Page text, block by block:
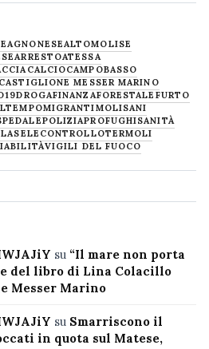
AGNONESEALTOMOLISE
ARRESTOATESSA
CALCIOCAMPOBASSO
CASTIGLIONE MESSER MARINO
DROGAFINANZAFORESTALE FURTO
MIGRANTIMOLISANI
POLIZIAPROFUGHISANITÀ
SELECONTROLLOTERMOLI
VIGILI DEL FUOCO
su “Il mare non porta
del libro di Lina Colacillo
Messer Marino
su Smarriscono il
in quota sul Matese,